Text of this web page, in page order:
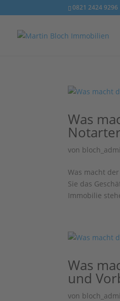
0821 2424 9296
Was
von
Was macht
Sie das
Immobilie
Was
und
von